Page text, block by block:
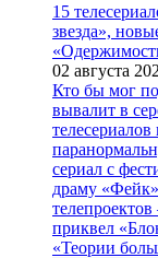
15
звезда»,
02 августа
Кто бы мог
вывалит в
сериал с
драму
приквел
«Теории